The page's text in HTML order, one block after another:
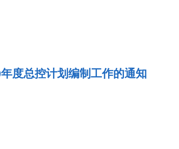
度总控计划编制工作的通知